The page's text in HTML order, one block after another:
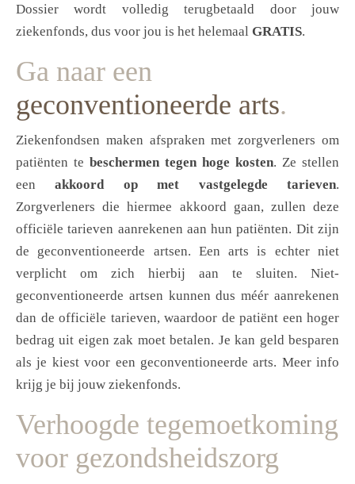
Dossier wordt volledig terugbetaald door jouw
ziekenfonds, dus voor jou is het helemaal GRATIS.
Ga naar een
geconventioneerde arts.
Ziekenfondsen maken afspraken met zorgverleners om
patiënten te beschermen tegen hoge kosten. Ze stellen
eenakkoord op met vastgelegde tarieven.
Zorgverleners die hiermee akkoord gaan, zullen deze
officiële tarieven aanrekenen aan hun patiënten. Dit zijn
de geconventioneerde artsen. Een arts is echter niet
verplicht om zich hierbij aan te sluiten. Niet-
geconventioneerde artsen kunnen dus méér aanrekenen
dan de officiële tarieven, waardoor de patiënt een hoger
bedrag uit eigen zak moet betalen. Je kan geld besparen
als je kiest voor een geconventioneerde arts. Meer info
krijg je bij jouw ziekenfonds.
Verhoogde tegemoetkoming
voor gezondsheidszorg